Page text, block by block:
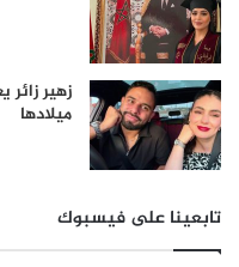
زهير
ميلادها
تابعينا على فيسبوك